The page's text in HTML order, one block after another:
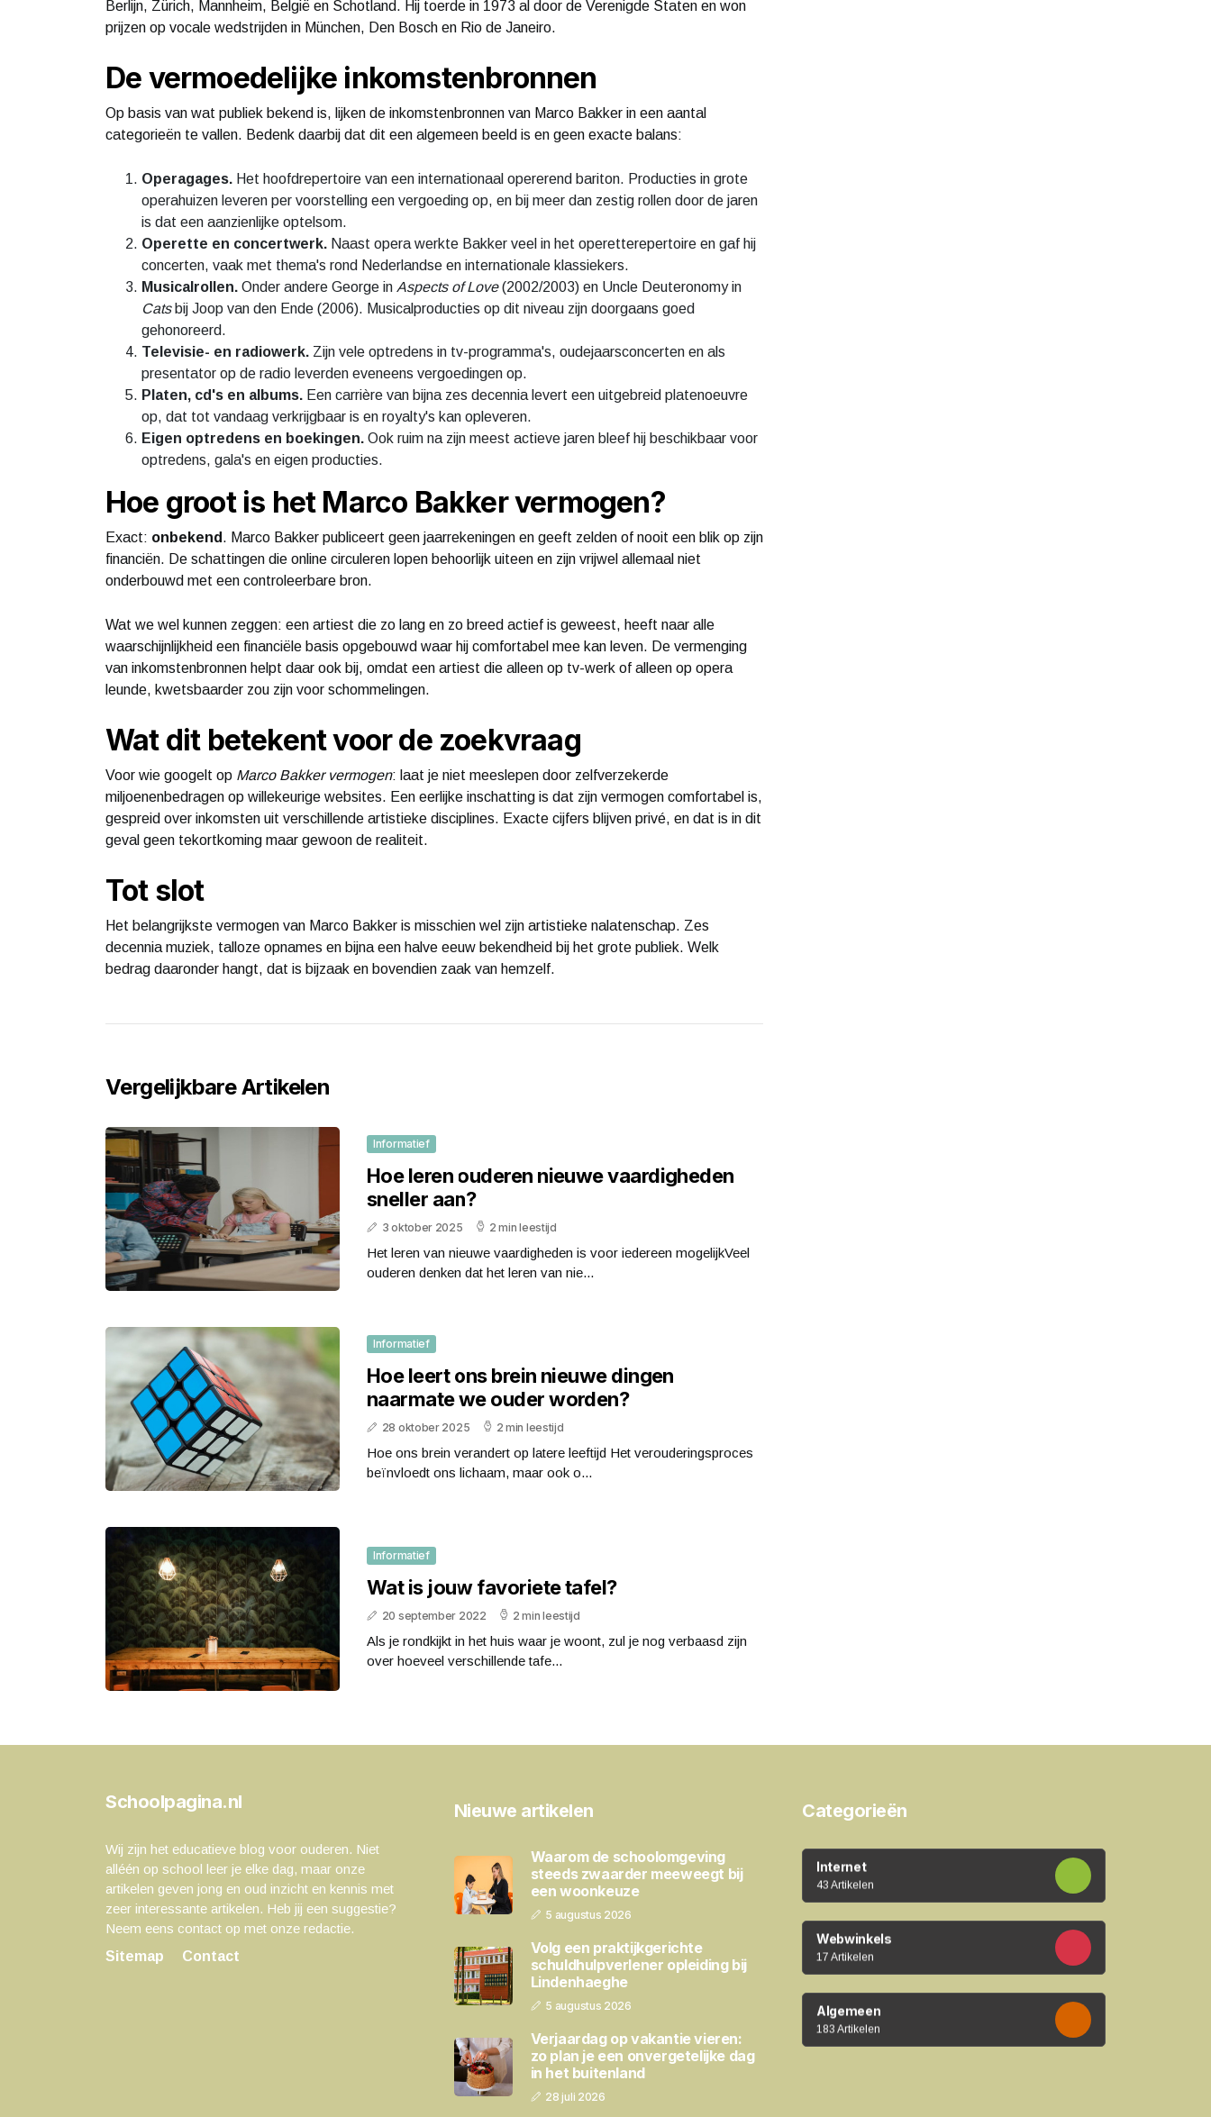
Berlijn, Zürich, Mannheim, België en Schotland. Hij toerde in 1973 al door de Verenigde Staten en won
prijzen op vocale wedstrijden in München, Den Bosch en Rio de Janeiro.
De vermoedelijke inkomstenbronnen
Op basis van wat publiek bekend is, lijken de inkomstenbronnen van Marco Bakker in een aantal
categorieën te vallen. Bedenk daarbij dat dit een algemeen beeld is en geen exacte balans:
Operagages. Het hoofdrepertoire van een internationaal opererend bariton. Producties in grote
operahuizen leveren per voorstelling een vergoeding op, en bij meer dan zestig rollen door de jaren
is dat een aanzienlijke optelsom.
Operette en concertwerk. Naast opera werkte Bakker veel in het operetterepertoire en gaf hij
concerten, vaak met thema's rond Nederlandse en internationale klassiekers.
Musicalrollen. Onder andere George in Aspects of Love(2002/2003) en Uncle Deuteronomy in
Catsbij Joop van den Ende (2006). Musicalproducties op dit niveau zijn doorgaans goed
gehonoreerd.
Televisie- en radiowerk. Zijn vele optredens in tv-programma's, oudejaarsconcerten en als
presentator op de radio leverden eveneens vergoedingen op.
Platen, cd's en albums. Een carrière van bijna zes decennia levert een uitgebreid platenoeuvre
op, dat tot vandaag verkrijgbaar is en royalty's kan opleveren.
Eigen optredens en boekingen. Ook ruim na zijn meest actieve jaren bleef hij beschikbaar voor
optredens, gala's en eigen producties.
Hoe groot is het Marco Bakker vermogen?
Exact: onbekend . Marco Bakker publiceert geen jaarrekeningen en geeft zelden of nooit een blik op zijn
financiën. De schattingen die online circuleren lopen behoorlijk uiteen en zijn vrijwel allemaal niet
onderbouwd met een controleerbare bron.
Wat we wel kunnen zeggen: een artiest die zo lang en zo breed actief is geweest, heeft naar alle
waarschijnlijkheid een financiële basis opgebouwd waar hij comfortabel mee kan leven. De vermenging
van inkomstenbronnen helpt daar ook bij, omdat een artiest die alleen op tv-werk of alleen op opera
leunde, kwetsbaarder zou zijn voor schommelingen.
Wat dit betekent voor de zoekvraag
Voor wie googelt op Marco Bakker vermogen: laat je niet meeslepen door zelfverzekerde
miljoenenbedragen op willekeurige websites. Een eerlijke inschatting is dat zijn vermogen comfortabel is,
gespreid over inkomsten uit verschillende artistieke disciplines. Exacte cijfers blijven privé, en dat is in dit
geval geen tekortkoming maar gewoon de realiteit.
Tot slot
Het belangrijkste vermogen van Marco Bakker is misschien wel zijn artistieke nalatenschap. Zes
decennia muziek, talloze opnames en bijna een halve eeuw bekendheid bij het grote publiek. Welk
bedrag daaronder hangt, dat is bijzaak en bovendien zaak van hemzelf.
Vergelijkbare Artikelen
Informatief
Hoe leren ouderen nieuwe vaardigheden
sneller aan?
3 oktober 2025 2 min leestijd
Het leren van nieuwe vaardigheden is voor iedereen mogelijkVeel
ouderen denken dat het leren van nie...
Informatief
Hoe leert ons brein nieuwe dingen
naarmate we ouder worden?
28 oktober 2025 2 min leestijd
Hoe ons brein verandert op latere leeftijd Het verouderingsproces
beïnvloedt ons lichaam, maar ook o...
Informatief
Wat is jouw favoriete tafel?
20 september 2022 2 min leestijd
Als je rondkijkt in het huis waar je woont, zul je nog verbaasd zijn
over hoeveel verschillende tafe...
Schoolpagina.nl
Wij zijn het educatieve blog voor ouderen. Niet
alléén op school leer je elke dag, maar onze
artikelen geven jong en oud inzicht en kennis met
zeer interessante artikelen. Heb jij een suggestie?
Neem eens contact op met onze redactie.
Sitemap
Contact
Nieuwe artikelen
Waarom de schoolomgeving
steeds zwaarder meeweegt bij
een woonkeuze
5 augustus 2026
Volg een praktijkgerichte
schuldhulpverlener opleiding bij
Lindenhaeghe
5 augustus 2026
Verjaardag op vakantie vieren:
zo plan je een onvergetelijke dag
in het buitenland
28 juli 2026
Categorieën
Internet
43 Artikelen
Webwinkels
17 Artikelen
Algemeen
183 Artikelen